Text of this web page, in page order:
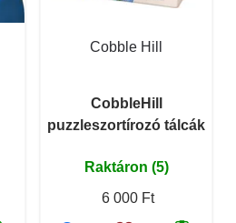
Cobble Hill
CobbleHill
puzzleszortírozó tálcák
Raktáron (5)
6 000 Ft